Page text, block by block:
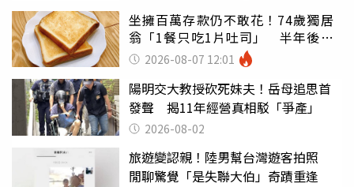
坐擁百萬存款仍不敢花！74歲獨居
翁「1餐只吃1片吐司」 半年後暴
瘦嚇壞女兒
2026-08-07 12:01
陽明交大教授砍死妹夫！岳母追思首
發聲 揭11年經營真相駁「爭產」
2026-08-02
旅遊變認親！陸男幫台灣遊客拍照
閒聊驚覺「是失聯大伯」奇蹟重逢